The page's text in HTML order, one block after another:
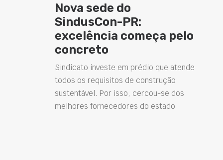
Nova sede do
SindusCon-PR:
excelência começa pelo
concreto
Sindicato investe em prédio que atende
todos os requisitos de construção
sustentável. Por isso, cercou-se dos
melhores fornecedores do estado